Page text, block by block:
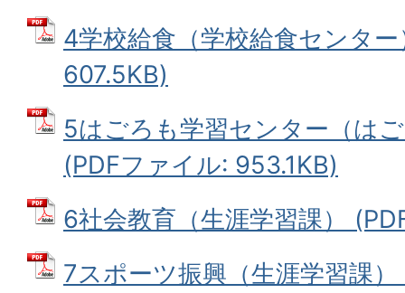
4学校給食（学校給食センタ
607.5KB)
5はごろも学習センター（は
(PDFファイル: 953.1KB)
6社会教育（生涯学習課）
7スポーツ振興（生涯学習課